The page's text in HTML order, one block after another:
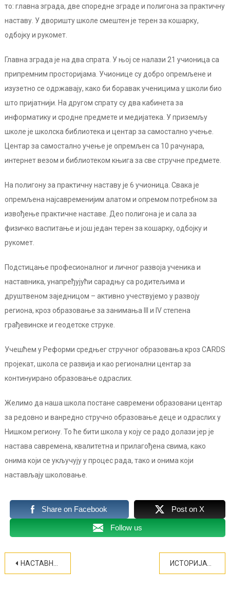
то: главна зграда, две споредне зграде и полигона за практичну
наставу. У дворишту школе смештен је терен за кошарку,
одбојку и рукомет.
Главна зграда је на два спрата. У њој се налази 21 учионица са
припремним просторијама. Учионице су добро опремљене и
изузетно се одржавају, како би боравак ученицима у школи био
што пријатнији. На другом спрату су два кабинета за
информатику и сродне предмете и медијатека. У приземљу
школе је школска библиотека и центар за самостално учење.
Центар за самостално учење је опремљен са 10 рачунара,
интернет везом и библиотеком књига за све стручне предмете.
На полигону за практичну наставу је 6 учионица. Свака је
опремљена најсавременијим алатом и опремом потребном за
извођење практичне наставе. Део полигона је и сала за
физичко васпитање и још један терен за кошарку, одбојку и
рукомет.
Подстицање професионалног и личног развоја ученика и
наставника, унапређујући сарадњу са родитељима и
друштвеном заједницом – активно учествујемо у развоју
региона, кроз образовање за занимања III и IV степена
грађевинске и геодетске струке.
Учешћем у Реформи средњег стручног образовања кроз CARDS
пројекат, школа се развија и као регионални центар за
континуирано образовање одраслих.
Желимо да наша школа постане савремени образовани центар
за редовно и ванредно стручно образовање деце и одраслих у
Нишком региону. То ће бити школа у коју се радо долази јер је
настава савремена, квалитетна и прилагођена свима, како
онима који се укључују у процес рада, тако и онима који
настављају школовање.
Share on Facebook Post on X
Follow us
Кретање
НАСТАВНИ КАДАР